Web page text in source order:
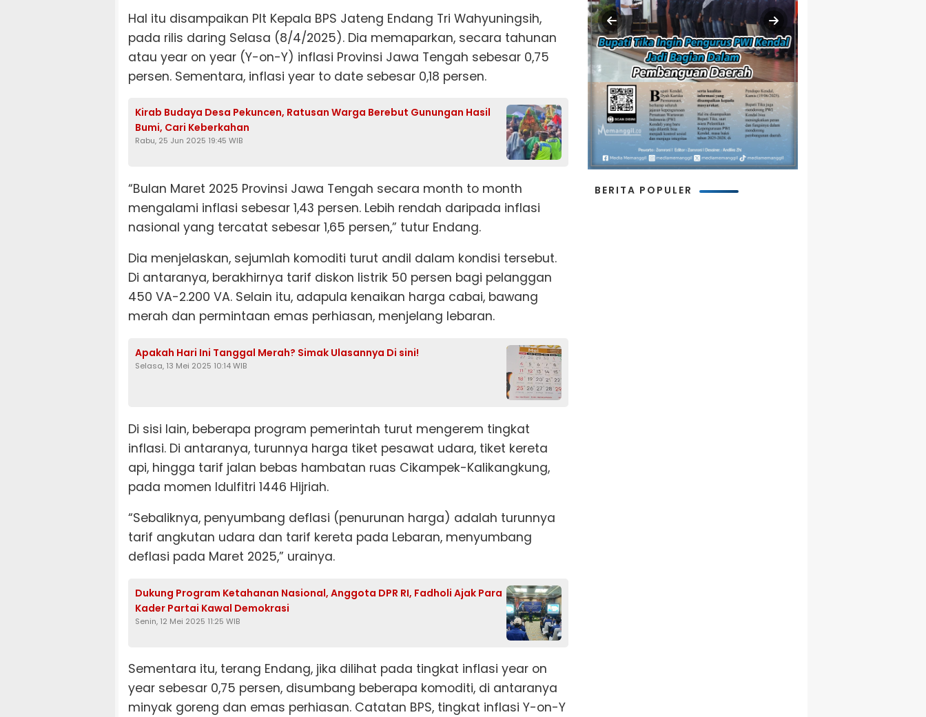
Hal itu disampaikan Plt Kepala BPS Jateng Endang Tri Wahyuningsih,
pada rilis daring Selasa (8/4/2025). Dia memaparkan, secara tahunan
atau year on year (Y-on-Y) inflasi Provinsi Jawa Tengah sebesar 0,75
persen. Sementara, inflasi year to date sebesar 0,18 persen.
Kirab Budaya Desa Pekuncen, Ratusan Warga Berebut Gunungan Hasil
Bumi, Cari Keberkahan
Rabu, 25 Jun 2025 19:45 WIB
“Bulan Maret 2025 Provinsi Jawa Tengah secara month to month
mengalami inflasi sebesar 1,43 persen. Lebih rendah daripada inflasi
nasional yang tercatat sebesar 1,65 persen,” tutur Endang.
Dia menjelaskan, sejumlah komoditi turut andil dalam kondisi tersebut.
Di antaranya, berakhirnya tarif diskon listrik 50 persen bagi pelanggan
450 VA-2.200 VA. Selain itu, adapula kenaikan harga cabai, bawang
merah dan permintaan emas perhiasan, menjelang lebaran.
Apakah Hari Ini Tanggal Merah? Simak Ulasannya Di sini!
Selasa, 13 Mei 2025 10:14 WIB
Di sisi lain, beberapa program pemerintah turut mengerem tingkat
inflasi. Di antaranya, turunnya harga tiket pesawat udara, tiket kereta
api, hingga tarif jalan bebas hambatan ruas Cikampek-Kalikangkung,
pada momen Idulfitri 1446 Hijriah.
“Sebaliknya, penyumbang deflasi (penurunan harga) adalah turunnya
tarif angkutan udara dan tarif kereta pada Lebaran, menyumbang
deflasi pada Maret 2025,” urainya.
Dukung Program Ketahanan Nasional, Anggota DPR RI, Fadholi Ajak Para
Kader Partai Kawal Demokrasi
Senin, 12 Mei 2025 11:25 WIB
Sementara itu, terang Endang, jika dilihat pada tingkat inflasi year on
year sebesar 0,75 persen, disumbang beberapa komoditi, di antaranya
minyak goreng dan emas perhiasan. Catatan BPS, tingkat inflasi Y-on-Y
BERITA POPULER